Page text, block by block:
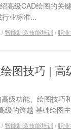
高级CAD绘图的关
业标准...
/ 智能制造技能培训 /职
图技巧 | 高
级功能、绘图技巧
级的跨越 基础绘图
/ 智能制造技能培训 /职